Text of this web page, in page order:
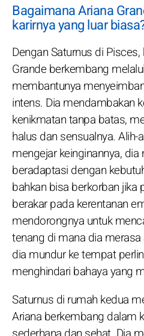
Bagaimana Ariana
karirnya yang luar
Dengan Saturnus di
Grande berkembang
membantunya
intens. Dia mendambakan
kenikmatan tanpa batas,
halus dan sensualnya. Alih-
mengejar keinginannya,
beradaptasi dengan
bahkan bisa berkorban jika
berakar pada kerentanan
mendorongnya untuk
tenang di mana dia merasa
dia mundur ke tempat
menghindari bahaya yang
Saturnus di rumah kedua
Ariana berkembang dalam